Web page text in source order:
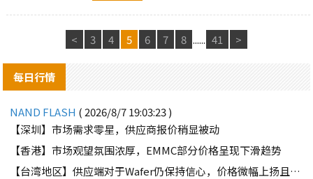
< 3 4 5 6 7 8 ...... 41 >
每日行情
NAND FLASH ( 2026/8/7 19:03:23 )
【深圳】市场需求零星，供应商报价稍显被动
【香港】市场观望氛围浓厚，EMMC部分价格呈现下滑趋势
【台湾地区】供应端对于Wafer仍保持信心，价格微幅上扬且惜售态度不变